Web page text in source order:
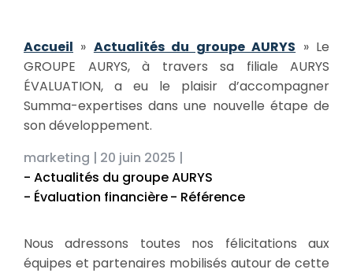
Accueil » Actualités du groupe AURYS » Le
GROUPE AURYS, à travers sa filiale AURYS
ÉVALUATION, a eu le plaisir d’accompagner
Summa-expertises dans une nouvelle étape de
son développement.
marketing | 20 juin 2025 |
- Actualités du groupe AURYS
- Évaluation financière- Référence
Nous adressons toutes nos félicitations aux
équipes et partenaires mobilisés autour de cette